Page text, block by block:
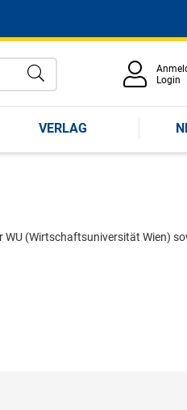
Login
VERLAG
(Wirtschaftsuniversität Wien)